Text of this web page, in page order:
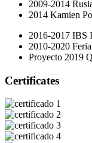
2009-2014
2014 Kamien
2016-2017 IBS
2010-2020
Proyecto 2019
Certificates